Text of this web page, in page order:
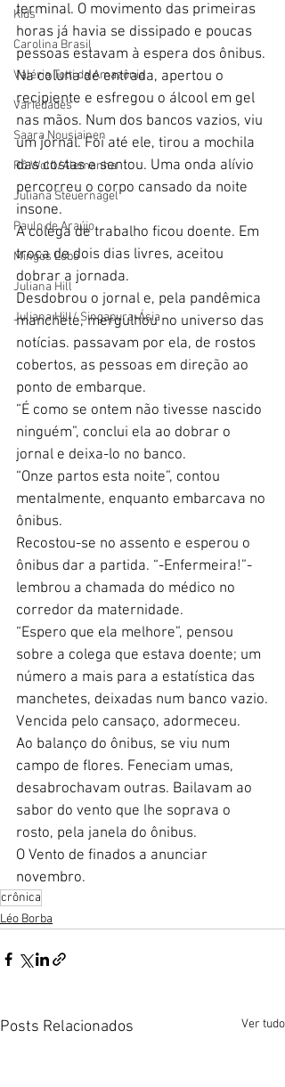
Kids
Carolina Brasil
Valéria Totti da Amazônia
Variedades
Saara Nousiainen
Rô Wolfl/Alemanha
Juliana Steuernagel
Paulo de Araújo
Mingos Lobo
Juliana Hill
Juliana Hill/ Singapura-Ásia
terminal. O movimento das primeiras
horas já havia se dissipado e poucas
pessoas estavam à espera dos ônibus.
Na coluna de entrada, apertou o
recipiente e esfregou o álcool em gel
nas mãos. Num dos bancos vazios, viu
um jornal. Foi até ele, tirou a mochila
das costas e sentou. Uma onda alívio
percorreu o corpo cansado da noite
insone.
A colega de trabalho ficou doente. Em
troca de dois dias livres, aceitou
dobrar a jornada.
Desdobrou o jornal e, pela pandêmica
manchete, mergulhou no universo das
notícias. passavam por ela, de rostos
cobertos, as pessoas em direção ao
ponto de embarque.
“É como se ontem não tivesse nascido
ninguém”, conclui ela ao dobrar o
jornal e deixa-lo no banco.
“Onze partos esta noite”, contou
mentalmente, enquanto embarcava no
ônibus.
Recostou-se no assento e esperou o
ônibus dar a partida. “-Enfermeira!”-
lembrou a chamada do médico no
corredor da maternidade.
“Espero que ela melhore”, pensou
sobre a colega que estava doente; um
número a mais para a estatística das
manchetes, deixadas num banco vazio.
Vencida pelo cansaço, adormeceu.
Ao balanço do ônibus, se viu num
campo de flores. Feneciam umas,
desabrochavam outras. Bailavam ao
sabor do vento que lhe soprava o
rosto, pela janela do ônibus.
O Vento de finados a anunciar
novembro.
crônica
Léo Borba
Posts Relacionados Ver tudo